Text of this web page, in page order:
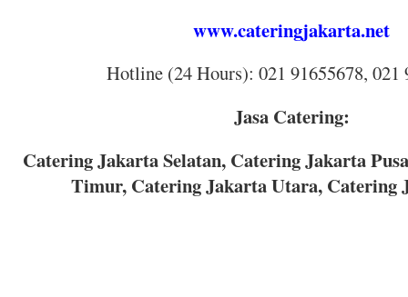
www.cateringjakarta.net
Hotline (24 Hours): 021 91655678, 021
Jasa Catering:
Catering Jakarta Selatan, Catering Jakarta
Timur, Catering Jakarta Utara, Catering